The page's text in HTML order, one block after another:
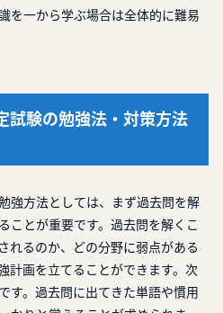
を一から学ぶ場合は全体的に難易
試験の勉強法・対策方法
強方法としては、まず過去問を解
ことが重要です。過去問を解くこ
れるのか、どの分野に弱点がある
計画を立てることができます。次
す。過去問に出てきた単語や慣用